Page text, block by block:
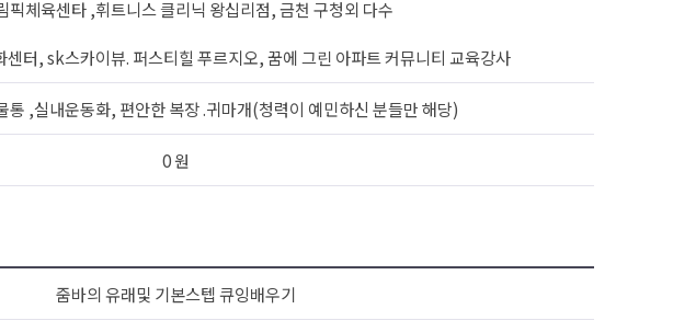
픽체육센타 ,휘트니스 클리닉 왕십리점, 금천 구청외 다수
터, sk스카이뷰. 퍼스티힐 푸르지오, 꿈에 그린 아파트 커뮤니티 교육강사
통 ,실내운동화, 편안한 복장 .귀마개(청력이 예민하신 분들만 해당)
0 원
줌바의 유래및 기본스텝 큐잉배우기